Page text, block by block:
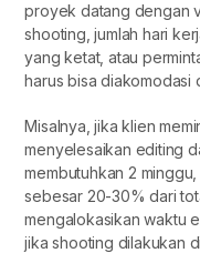
proyek datang dengan
shooting, jumlah hari
yang ketat, atau
harus bisa diakomodasi
Misalnya, jika klien
menyelesaikan editing
membutuhkan 2
sebesar 20-30% dari
mengalokasikan waktu
jika shooting dilakukan